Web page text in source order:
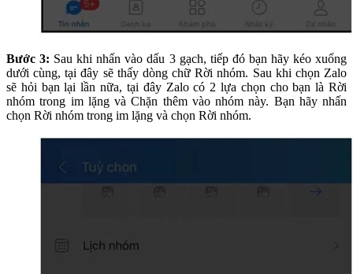
Bước 3: Sau khi nhấn vào dấu 3 gạch, tiếp đó bạn hãy kéo xuống
dưới cùng, tại đây sẽ thấy dòng chữ Rời nhóm. Sau khi chọn Zalo
sẽ hỏi bạn lại lần nữa, tại đây Zalo có 2 lựa chọn cho bạn là Rời
nhóm trong im lặng và Chặn thêm vào nhóm này. Bạn hãy nhấn
chọn Rời nhóm trong im lặng và chọn Rời nhóm.